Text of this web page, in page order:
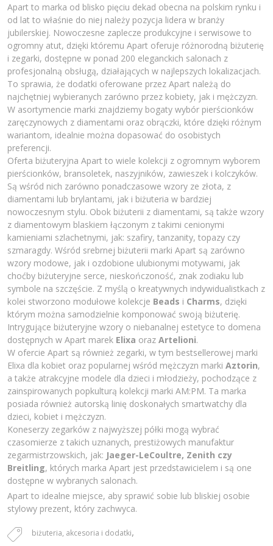
Apart to marka od blisko pięciu dekad obecna na polskim rynku i
od lat to właśnie do niej należy pozycja lidera w branży
jubilerskiej. Nowoczesne zaplecze produkcyjne i serwisowe to
ogromny atut, dzięki któremu Apart oferuje różnorodną biżuterię
i zegarki, dostępne w ponad 200 eleganckich salonach z
profesjonalną obsługą, działających w najlepszych lokalizacjach.
To sprawia, że dodatki oferowane przez Apart należą do
najchętniej wybieranych zarówno przez kobiety, jak i mężczyzn.
W asortymencie marki znajdziemy bogaty wybór pierścionków
zaręczynowych z diamentami oraz obrączki, które dzięki różnym
wariantom, idealnie można dopasować do osobistych
preferencji.
Oferta biżuteryjna Apart to wiele kolekcji z ogromnym wyborem
pierścionków, bransoletek, naszyjników, zawieszek i kolczyków.
Są wśród nich zarówno ponadczasowe wzory ze złota, z
diamentami lub brylantami, jak i biżuteria w bardziej
nowoczesnym stylu. Obok biżuterii z diamentami, są także wzory
z diamentowym blaskiem łączonym z takimi cenionymi
kamieniami szlachetnymi, jak: szafiry, tanzanity, topazy czy
szmaragdy. Wśród srebrnej biżuterii marki Apart są zarówno
wzory modowe, jak i ozdobione ulubionymi motywami, jak
choćby biżuteryjne serce, nieskończoność, znak zodiaku lub
symbole na szczęście. Z myślą o kreatywnych indywidualistkach z
kolei stworzono modułowe kolekcje Beads i Charms, dzięki
którym można samodzielnie komponować swoją biżuterię.
Intrygujące biżuteryjne wzory o niebanalnej estetyce to domena
dostępnych w Apart marek Elixa oraz Artelioni.
W ofercie Apart są również zegarki, w tym bestsellerowej marki
Elixa dla kobiet oraz popularnej wśród mężczyzn marki Aztorin,
a także atrakcyjne modele dla dzieci i młodzieży, pochodzące z
zainspirowanych popkulturą kolekcji marki AM:PM. Ta marka
posiada również autorską linię doskonałych smartwatchy dla
dzieci, kobiet i mężczyzn.
Koneserzy zegarków z najwyższej półki mogą wybrać
czasomierze z takich uznanych, prestiżowych manufaktur
zegarmistrzowskich, jak: Jaeger-LeCoultre, Zenith czy
Breitling, których marka Apart jest przedstawicielem i są one
dostępne w wybranych salonach.
Apart to idealne miejsce, aby sprawić sobie lub bliskiej osobie
stylowy prezent, który zachwyca.
biżuteria, akcesoria i dodatki,